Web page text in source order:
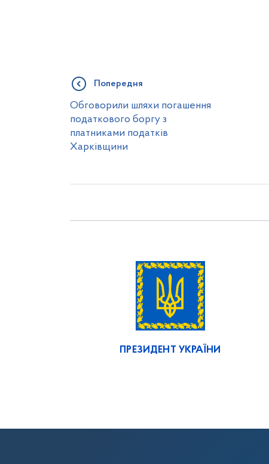
Попередня
Обговорили шляхи погашення
податкового боргу з
платниками податків
Харківщини
ПРЕЗИДЕНТ УКРАЇНИ